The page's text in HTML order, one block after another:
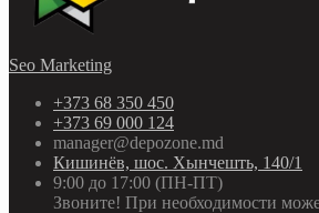
Seo Marketing
+373 68 350 450
+373 69 000 124
manager@depozone.md
Кишинёв, шос. Хынчешть, 140/1
9:00 до 17:00 (ПН-ПТ)
Звоните! При необходимости